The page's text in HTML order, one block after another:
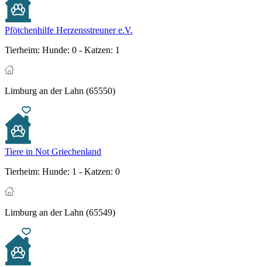
Pfötchenhilfe Herzensstreuner e.V.
Tierheim: Hunde: 0 - Katzen: 1
Limburg an der Lahn (65550)
Tiere in Not Griechenland
Tierheim: Hunde: 1 - Katzen: 0
Limburg an der Lahn (65549)